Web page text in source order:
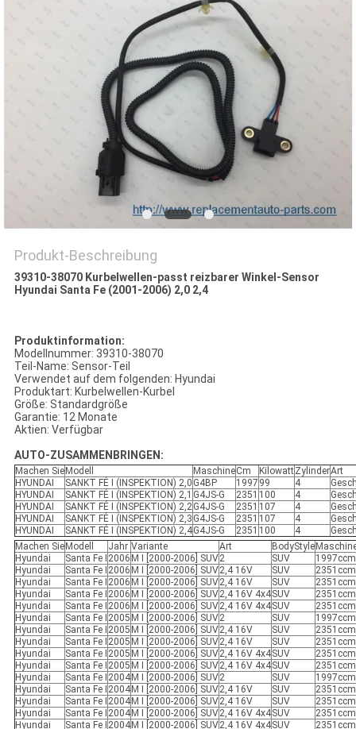
Produkt-Beschreibung
39310-38070 Kurbelwellen-passt reizbarer Winkel-Sensor
Hyundai Santa Fe (2001-2006) 2,0 2,4
Produktinformation:
Modellnummer: 39310-38070
Teil-Name: Sensor-Teil
Verwendet auf dem folgenden: Hyundai
Produktart: Kurbelwellen-Kurbel
Größe: Standardgröße
Garantie: 12 Monate
Aktien: Verfügbar
AUTO-ZUSAMMENBRINGEN:
Machen Sie Modell MaschineCm KilowattZylinderArt
HYUNDAI
SANKT FÉ I (INSPEKTION) 2,0 G4BP 1997 99 4
HYUNDAI
SANKT FÉ I (INSPEKTION) 2,1 G4JS-G 2351 100 4
HYUNDAI
SANKT FÉ I (INSPEKTION) 2,2G4JS-G 2351 107 4
HYUNDAI
SANKT FÉ I (INSPEKTION) 2,3 G4JS-G 2351 107 4
HYUNDAI
SANKT FÉ I (INSPEKTION) 2,4G4JS-G 2351 100 4
Machen Sie Modell Jahr Variante Art BodyStyle
Hyundai
Santa Fe I 2006 M I [2000-2006] SUV2 SUV
Hyundai
Santa Fe I 2006 M I [2000-2006] SUV2,4 16V SUV
Hyundai
Santa Fe I 2006 M I [2000-2006] SUV2,4 16V SUV
Hyundai
Santa Fe I 2006 M I [2000-2006] SUV2,4 16V 4x4SUV
Hyundai
Santa Fe I 2006 M I [2000-2006] SUV2,4 16V 4x4SUV
Hyundai
Santa Fe I 2005 M I [2000-2006] SUV2 SUV
Hyundai
Santa Fe I 2005 M I [2000-2006] SUV2,4 16V SUV
Hyundai
Santa Fe I 2005 M I [2000-2006] SUV2,4 16V SUV
Hyundai
Santa Fe I 2005 M I [2000-2006] SUV2,4 16V 4x4SUV
Hyundai
Santa Fe I 2005 M I [2000-2006] SUV2,4 16V 4x4SUV
Hyundai
Santa Fe I 2004 M I [2000-2006] SUV2 SUV
Hyundai
Santa Fe I 2004 M I [2000-2006] SUV2,4 16V SUV
Hyundai
Santa Fe I 2004 M I [2000-2006] SUV2,4 16V SUV
Hyundai
Santa Fe I 2004 M I [2000-2006] SUV2,4 16V 4x4SUV
Hyundai
Santa Fe I 2004 M I [2000-2006] SUV2,4 16V 4x4SUV